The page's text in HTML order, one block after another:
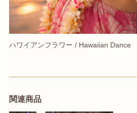
ハワイアンフラワー / Hawaiian Dance
関連商品